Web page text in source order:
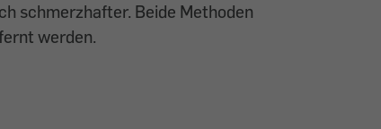
schmerzhafter. Beide Methoden
werden.